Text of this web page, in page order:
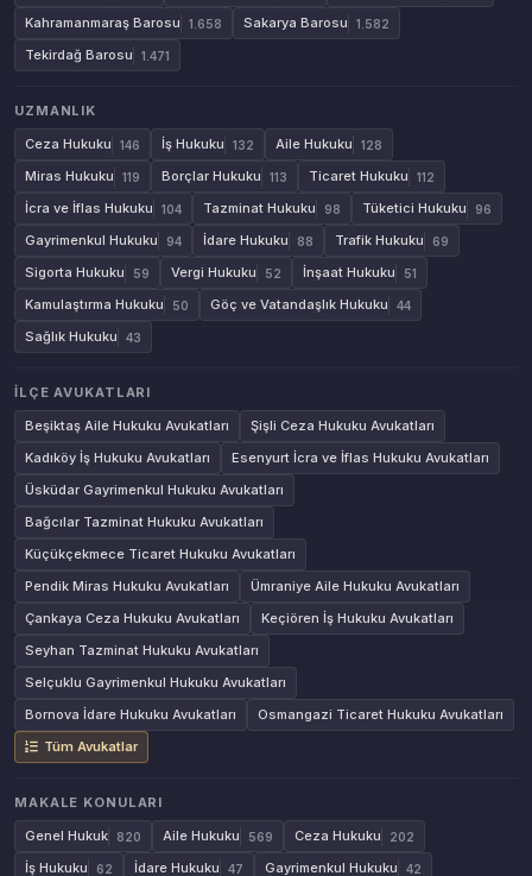
Kahramanmaraş Barosu 1.658 Sakarya Barosu 1.582
Tekirdağ Barosu 1.471
UZMANLIK
Ceza Hukuku
146 İş Hukuku 132 Aile Hukuku 128
Miras Hukuku 119 Borçlar Hukuku 113 Ticaret Hukuku 112
İcra ve İflas Hukuku 104 Tazminat Hukuku 98 Tüketici Hukuku 96
Gayrimenkul Hukuku 94 İdare Hukuku 88 Trafik Hukuku 69
Sigorta Hukuku 59 Vergi Hukuku 52 İnşaat Hukuku 51
Kamulaştırma Hukuku 50 Göç ve Vatandaşlık Hukuku 44
Sağlık Hukuku 43
İLÇE AVUKATLARI
Beşiktaş Aile Hukuku Avukatları
Şişli Ceza Hukuku Avukatları
Kadıköy İş Hukuku Avukatları
Esenyurt İcra ve İflas Hukuku Avukatları
Üsküdar Gayrimenkul Hukuku Avukatları
Bağcılar Tazminat Hukuku Avukatları
Küçükçekmece Ticaret Hukuku Avukatları
Pendik Miras Hukuku Avukatları
Ümraniye Aile Hukuku Avukatları
Çankaya Ceza Hukuku Avukatları
Keçiören İş Hukuku Avukatları
Seyhan Tazminat Hukuku Avukatları
Selçuklu Gayrimenkul Hukuku Avukatları
Bornova İdare Hukuku Avukatları
Osmangazi Ticaret Hukuku Avukatları
Tüm Avukatlar
MAKALE KONULARI
Genel Hukuk
820 Aile Hukuku 569 Ceza Hukuku 202
İş Hukuku 62 İdare Hukuku 47 Gayrimenkul Hukuku 42